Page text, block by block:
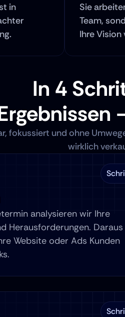
in
Sie
Team,
Ihre Vision
In 4
fokussiert und ohne
wirklich
analysieren wir Ihre
Herausforderungen. Daraus
Website oder Ads Kunden